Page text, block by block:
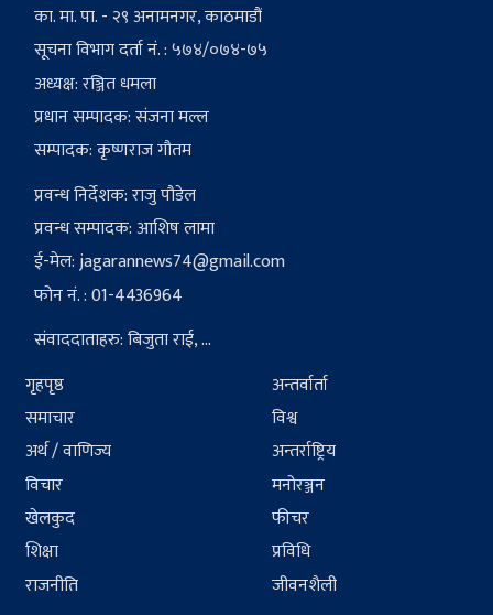
का. मा. पा. - २९ अनामनगर, काठमाडौं
सूचना विभाग दर्ता नं. : ५७४/०७४-७५
अध्यक्ष: रञ्जित धमला
प्रधान सम्पादक: संजना मल्ल
सम्पादक: कृष्णराज गौतम
प्रवन्ध निर्देशक: राजु पौडेल
प्रवन्ध सम्पादक: आशिष लामा
ई-मेल:jagarannews74@gmail.com
फोन नं. : 01-4436964
संवाददाताहरु: बिजुता राई, ...
गृहपृष्ठ
समाचार
अर्थ / वाणिज्य
विचार
खेलकुद
शिक्षा
राजनीति
अन्तर्वार्ता
विश्व
अन्तर्राष्ट्रिय
मनोरञ्जन
फीचर
प्रविधि
जीवनशैली